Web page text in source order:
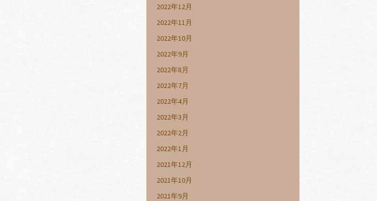
2022年12月
2022年11月
2022年10月
2022年9月
2022年8月
2022年7月
2022年4月
2022年3月
2022年2月
2022年1月
2021年12月
2021年10月
2021年9月